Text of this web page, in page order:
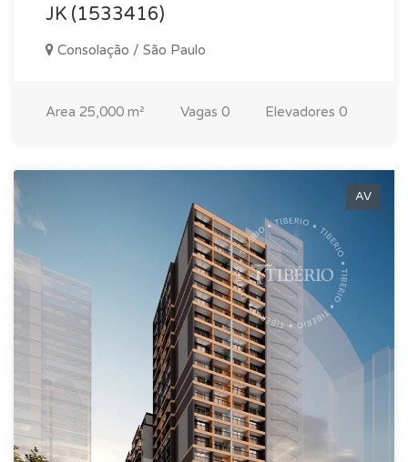
JK (1533416)
Consolação / São Paulo
Area 25,000 m² Vagas 0 Elevadores 0
AV